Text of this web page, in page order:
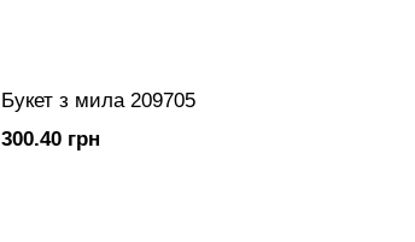
Букет з мила 209705
300.40 грн